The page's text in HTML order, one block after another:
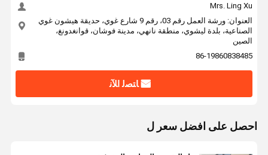
Mrs. Ling Xu
العنوان: ورشة العمل رقم 03، رقم 9 شارع غوي، حديقة هيشون غوي
الصناعية، بلدة ليشوي، منطقة نانهي، مدينة فوشان، قوانغدونغ،
الصين
86-19860838485
ﺎﺘﺼﻟ ﺍﻶﻧ
احصل على افضل سعر ل